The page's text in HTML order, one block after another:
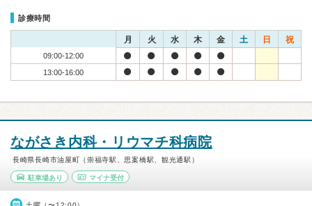
診療時間
月 火 水 木 金 土 日 祝
09:00-12:00
13:00-16:00
ながさき内科・リウマチ科病院
長崎県長崎市油屋町（崇福寺駅、思案橋駅、観光通駅）
駐車場あり マイナ受付